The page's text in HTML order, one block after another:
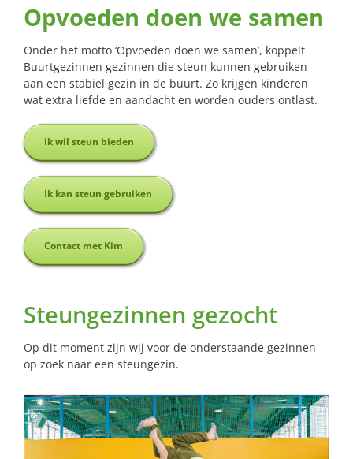
Opvoeden doen we samen
Onder het motto ‘Opvoeden doen we samen’, koppelt
Buurtgezinnen gezinnen die steun kunnen gebruiken
aan een stabiel gezin in de buurt. Zo krijgen kinderen
wat extra liefde en aandacht en worden ouders ontlast.
Ik wil steun bieden
Ik kan steun gebruiken
Contact met Kim
Steungezinnen gezocht
Op dit moment zijn wij voor de onderstaande gezinnen
op zoek naar een steungezin.